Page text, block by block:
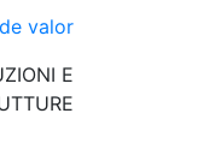
valor
E